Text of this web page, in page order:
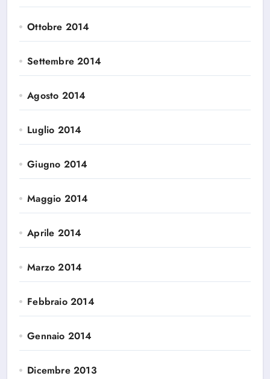
Ottobre 2014
Settembre 2014
Agosto 2014
Luglio 2014
Giugno 2014
Maggio 2014
Aprile 2014
Marzo 2014
Febbraio 2014
Gennaio 2014
Dicembre 2013